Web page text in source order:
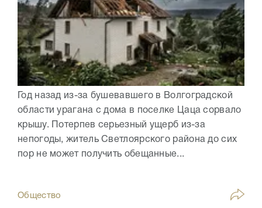
Год назад из-за бушевавшего в Волгоградской
области урагана с дома в поселке Цаца сорвало
крышу. Потерпев серьезный ущерб из-за
непогоды, житель Светлоярского района до сих
пор не может получить обещанные...
Общество